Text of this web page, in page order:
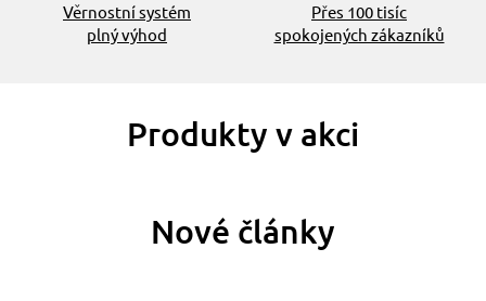
Věrnostní systém
plný výhod
Přes 100 tisíc
spokojených zákazníků
Produkty v akci
Nové články